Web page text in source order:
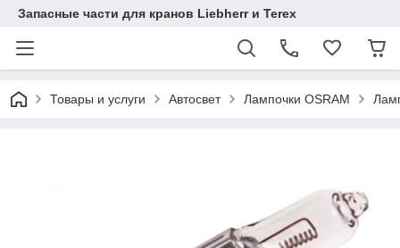
Запасные части для кранов Liebherr и Terex
Товары и услуги Автосвет Лампочки OSRAM